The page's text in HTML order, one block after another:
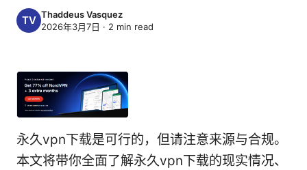
Thaddeus Vasquez
2026年3月7日 · 2 min read
永久vpn下载是可行的，但请注意来源与合规。
本文将带你全面了解永久vpn下载的现实情况、